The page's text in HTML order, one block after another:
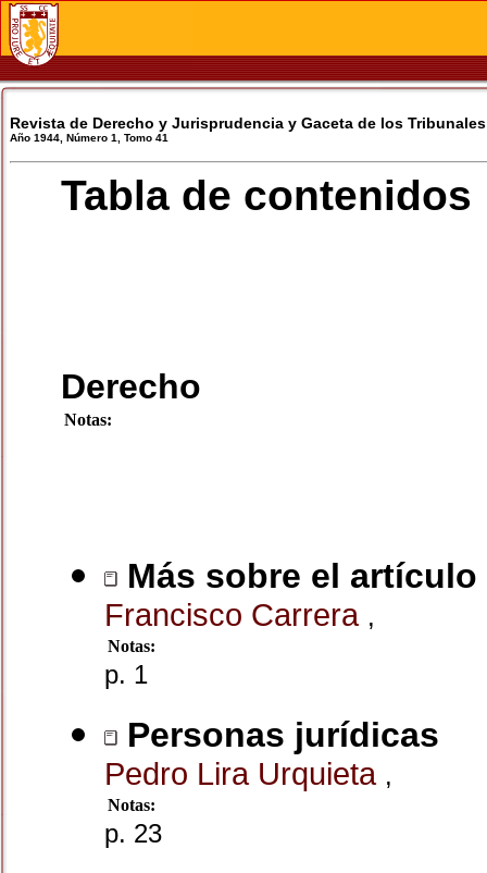
Revista de Derecho y Jurisprudencia y Gaceta de los Tribunales
Año 1944, Número 1, Tomo 41
Tabla de contenidos
Derecho
Notas:
Más sobre el
Francisco Carrera ,
Notas:
p. 1
Personas jurídicas
Pedro Lira Urquieta ,
Notas:
p. 23